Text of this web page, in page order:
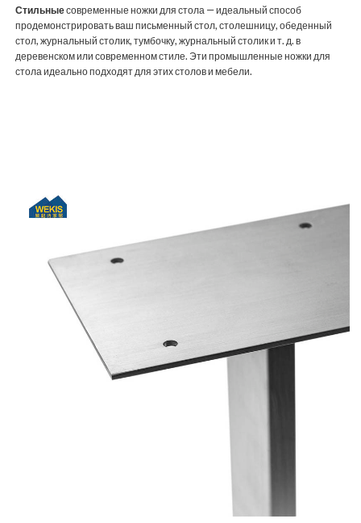
Стильныесовременные ножки для стола — идеальный способ
продемонстрировать ваш письменный стол, столешницу, обеденный
стол, журнальный столик, тумбочку, журнальный столик и т. д. в
деревенском или современном стиле. Эти промышленные ножки для
стола идеально подходят для этих столов и мебели.